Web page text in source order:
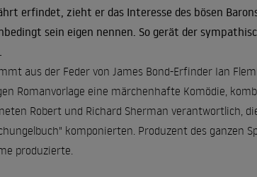
erfindet, zieht er das Interesse des bösen
sein eigen nennen. So gerät der
aus der Feder von James Bond-Erfinder Ian
Romanvorlage eine märchenhafte Komödie,
Robert und Richard Sherman verantwortlich,
komponierten. Produzent des ganzen
produzierte.